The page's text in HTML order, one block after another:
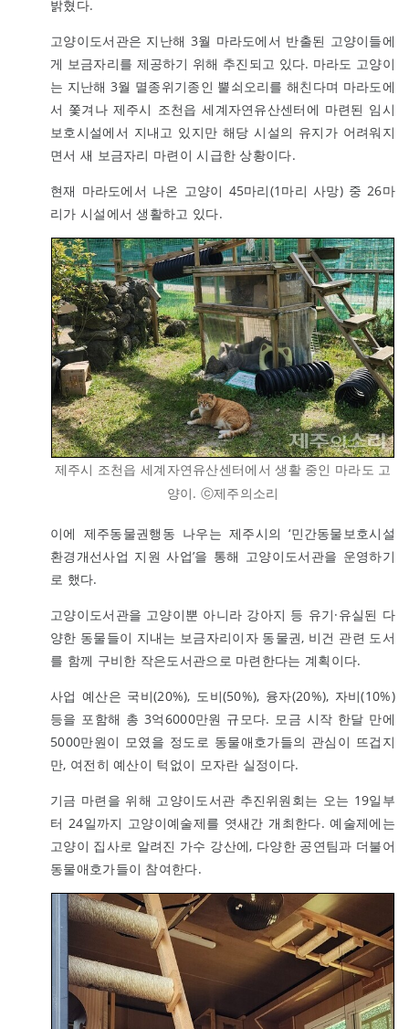
밝혔다.
고양이도서관은 지난해 3월 마라도에서 반출된 고양이들에
게 보금자리를 제공하기 위해 추진되고 있다. 마라도 고양이
는 지난해 3월 멸종위기종인 뿔쇠오리를 해친다며 마라도에
서 쫓겨나 제주시 조천읍 세계자연유산센터에 마련된 임시
보호시설에서 지내고 있지만 해당 시설의 유지가 어려워지
면서 새 보금자리 마련이 시급한 상황이다.
현재 마라도에서 나온 고양이 45마리(1마리 사망) 중 26마
리가 시설에서 생활하고 있다.
제주시 조천읍 세계자연유산센터에서 생활 중인 마라도 고
양이. ⓒ제주의소리
이에 제주동물권행동 나우는 제주시의 ‘민간동물보호시설
환경개선사업 지원 사업’을 통해 고양이도서관을 운영하기
로 했다.
고양이도서관을 고양이뿐 아니라 강아지 등 유기·유실된 다
양한 동물들이 지내는 보금자리이자 동물권, 비건 관련 도서
를 함께 구비한 작은도서관으로 마련한다는 계획이다.
사업 예산은 국비(20%), 도비(50%), 융자(20%), 자비(10%)
등을 포함해 총 3억6000만원 규모다. 모금 시작 한달 만에
5000만원이 모였을 정도로 동물애호가들의 관심이 뜨겁지
만, 여전히 예산이 턱없이 모자란 실정이다.
기금 마련을 위해 고양이도서관 추진위원회는 오는 19일부
터 24일까지 고양이예술제를 엿새간 개최한다. 예술제에는
고양이 집사로 알려진 가수 강산에, 다양한 공연팀과 더불어
동물애호가들이 참여한다.